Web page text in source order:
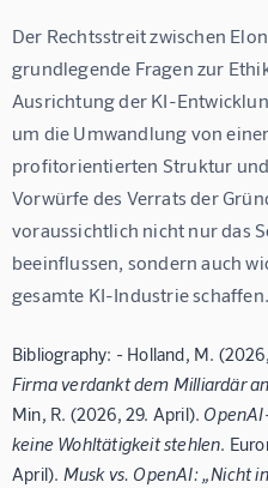
Der Rechtsstreit zwischen
grundlegende Fragen zur
Ausrichtung der KI-
um die Umwandlung von
profitorientierten Struktur
Vorwürfe des Verrats der
voraussichtlich nicht nur das
beeinflussen, sondern auch
gesamte KI-Industrie schaffen.
Bibliography: - Holland, M.
Firma verdankt dem Milliardär
Min, R. (2026, 29. April).
keine Wohltätigkeit stehlen.
April). Musk vs. OpenAI: „Nicht